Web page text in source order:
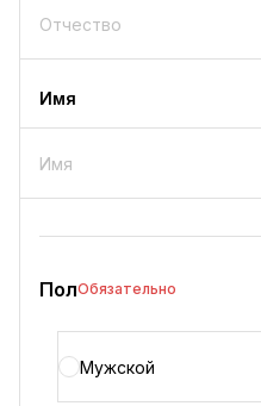
Имя
ПолОбязательно
Мужской